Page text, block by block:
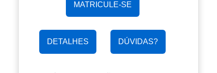
MATRICULE-SE
DETALHES DÚVIDAS?